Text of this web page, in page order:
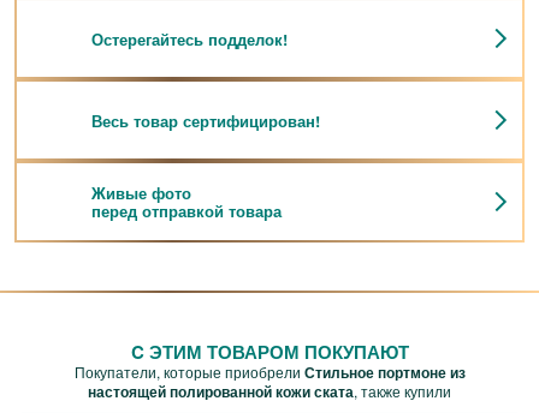
Остерегайтесь подделок!
Весь товар сертифицирован!
Живые фото
перед отправкой товара
C ЭТИМ ТОВАРОМ ПОКУПАЮТ
Покупатели, которые приобрели Стильное портмоне из
настоящей полированной кожи ската, также купили